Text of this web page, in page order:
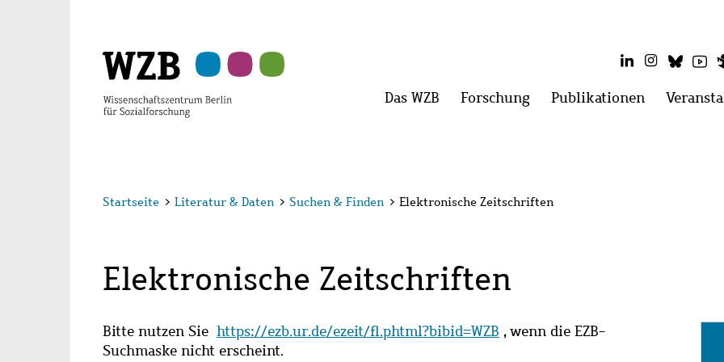
LinkedInInstagram
Hauptmenü
Das WZB Menü
Forschung Menü
Publikationen Menü
Startseite > Literatur & Daten > Suchen & Finden > Elektronische Zeitschriften
Elektronische Zeitschriften
Bitte nutzen Sie https://ezb.ur.de/ezeit/fl.phtml?bibid=WZB , wenn die EZB-
Suchmaske nicht erscheint.